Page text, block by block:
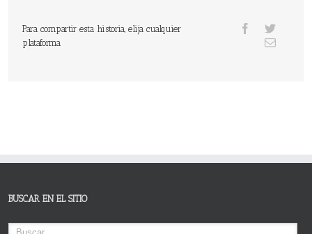
Para compartir esta historia, elija cualquier
plataforma
BUSCAR EN EL SITIO